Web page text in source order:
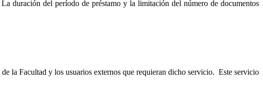
duración del período de préstamo y la limitación del número de documentos
la Facultad y los usuarios externos que requieran dicho servicio. Este servicio